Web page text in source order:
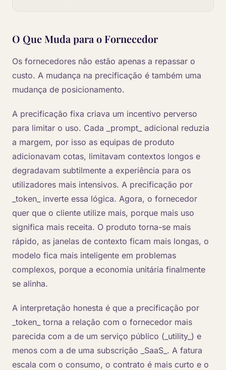
O Que Muda para o Fornecedor
Os fornecedores não estão apenas a repassar o
custo. A mudança na precificação é também uma
mudança de posicionamento.
A precificação fixa criava um incentivo perverso
para limitar o uso. Cada _prompt_ adicional reduzia
a margem, por isso as equipas de produto
adicionavam cotas, limitavam contextos longos e
degradavam subtilmente a experiência para os
utilizadores mais intensivos. A precificação por
_token_ inverte essa lógica. Agora, o fornecedor
quer que o cliente utilize mais, porque mais uso
significa mais receita. O produto torna-se mais
rápido, as janelas de contexto ficam mais longas, o
modelo fica mais inteligente em problemas
complexos, porque a economia unitária finalmente
se alinha.
A interpretação honesta é que a precificação por
_token_ torna a relação com o fornecedor mais
parecida com a de um serviço público (_utility_) e
menos com a de uma subscrição _SaaS_. A fatura
escala com o consumo, o contrato é mais curto e o